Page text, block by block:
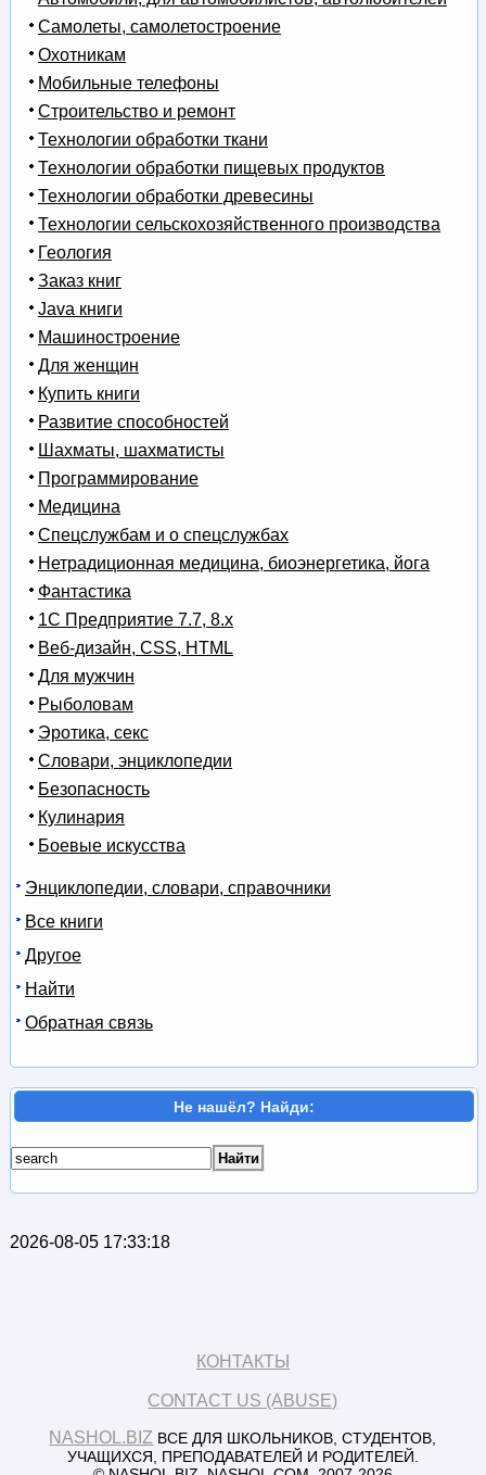
Самолеты, самолетостроение
Охотникам
Мобильные телефоны
Строительство и ремонт
Технологии обработки ткани
Технологии обработки пищевых продуктов
Технологии обработки древесины
Технологии сельскохозяйственного производства
Геология
Заказ книг
Java книги
Машиностроение
Для женщин
Купить книги
Развитие способностей
Шахматы, шахматисты
Программирование
Медицина
Спецслужбам и о спецслужбах
Нетрадиционная медицина, биоэнергетика, йога
Фантастика
1С Предприятие 7.7, 8.x
Веб-дизайн, CSS, HTML
Для мужчин
Рыболовам
Эротика, секс
Словари, энциклопедии
Безопасность
Кулинария
Боевые искусства
Энциклопедии, словари, справочники
Все книги
Другое
Найти
Обратная связь
Не нашёл? Найди:
2026-08-05 17:33:18
КОНТАКТЫ
CONTACT US (ABUSE)
NASHOL.BIZ ВСЕ ДЛЯ ШКОЛЬНИКОВ, СТУДЕНТОВ,
УЧАЩИХСЯ, ПРЕПОДАВАТЕЛЕЙ И РОДИТЕЛЕЙ.